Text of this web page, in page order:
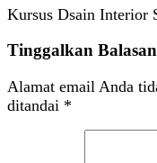
Kursus Dsain Interior
Tinggalkan Balasan
Alamat email Anda
ditandai *